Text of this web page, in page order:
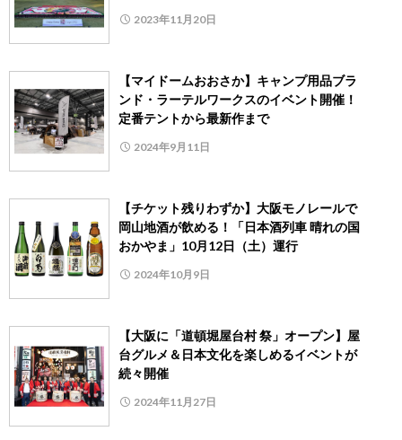
2023年11月20日
【マイドームおおさか】キャンプ用品ブラ
ンド・ラーテルワークスのイベント開催！
定番テントから最新作まで
2024年9月11日
【チケット残りわずか】大阪モノレールで
岡山地酒が飲める！「日本酒列車 晴れの国
おかやま」10月12日（土）運行
2024年10月9日
【大阪に「道頓堀屋台村 祭」オープン】屋
台グルメ＆日本文化を楽しめるイベントが
続々開催
2024年11月27日